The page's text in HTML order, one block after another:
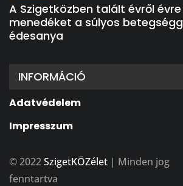
A Szigetközben talált évről évre
menedéket a súlyos
édesanya
INFORMÁCIÓ
Adatvédelem
Impresszum
© 2022SzigetKÖZélet | Minden jog
fenntartva